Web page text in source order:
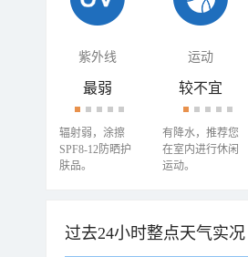
紫外线 运动
最弱
辐射弱，涂擦
SPF8-12防晒护
肤品。
较不宜
有降水，推荐您
在室内进行休闲
运动。
过去24小时整点天气实况